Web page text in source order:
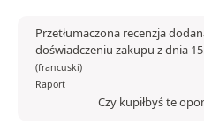
Przetłumaczona recenzja
doświadczeniu zakupu z dnia
(francuski)
Raport
Czy kupiłbyś te